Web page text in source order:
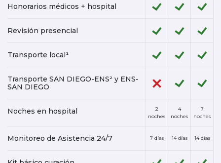
Honorarios médicos + hospital
Revisión presencial
Transporte local¹
Transporte SAN DIEGO-ENS² y ENS-
SAN DIEGO
Noches en hospital
2
noches
4
noches
7
noches
Monitoreo de Asistencia 24/7 7 días 14 días 14 días